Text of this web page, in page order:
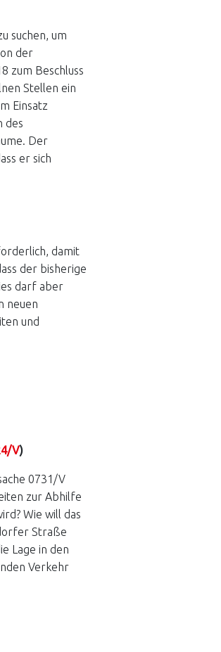
suchen, um
der
zum Beschluss
Stellen ein
Einsatz
des
Der
er sich
damit
der bisherige
darf aber
neuen
und
V)
0731/V
zur Abhilfe
Wie will das
Straße
Lage in den
Verkehr